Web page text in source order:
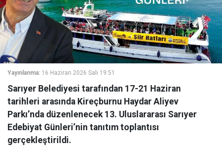
Yayınlanma: 16 Haziran 2026 Salı 19:51
Sarıyer Belediyesi tarafından 17-21 Haziran
tarihleri arasında Kireçburnu Haydar Aliyev
Parkı’nda düzenlenecek 13. Uluslararası Sarıyer
Edebiyat Günleri’nin tanıtım toplantısı
gerçekleştirildi.